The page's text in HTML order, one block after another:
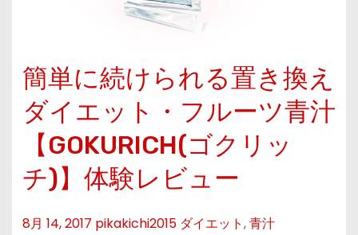
簡単に続けられる置き換え
ダイエット・フルーツ青汁
【GOKURICH(ゴクリッ
チ)】体験レビュー
8月 14, 2017 pikakichi2015 ダイエット,青汁